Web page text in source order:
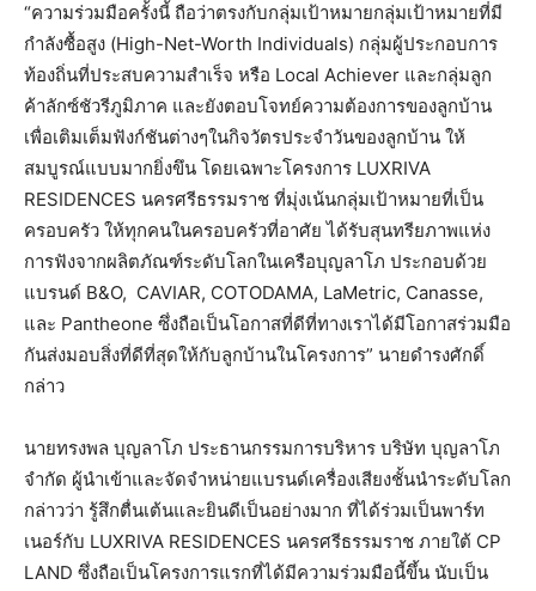
“ความร่วมมือครั้งนี้ ถือว่าตรงกับกลุ่มเป้าหมายกลุ่มเป้าหมายที่มี
กำลังซื้อสูง (High-Net-Worth Individuals) กลุ่มผู้ประกอบการ
ท้องถิ่นที่ประสบความสำเร็จ หรือ Local Achiever และกลุ่มลูก
ค้าลักซ์ชัวรีภูมิภาค และยังตอบโจทย์ความต้องการของลูกบ้าน
เพื่อเติมเต็มฟังก์ชันต่างๆในกิจวัตรประจำวันของลูกบ้าน ให้
สมบูรณ์แบบมากยิ่งขึน โดยเฉพาะโครงการ LUXRIVA
RESIDENCES นครศรีธรรมราช ที่มุ่งเน้นกลุ่มเป้าหมายที่เป็น
ครอบครัว ให้ทุกคนในครอบครัวที่อาศัย ได้รับสุนทรียภาพแห่ง
การฟังจากผลิตภัณฑ์ระดับโลกในเครือบุญลาโภ ประกอบด้วย
แบรนด์ B&O, CAVIAR, COTODAMA, LaMetric, Canasse,
และ Pantheone ซึ่งถือเป็นโอกาสที่ดีที่ทางเราได้มีโอกาสร่วมมือ
กันส่งมอบสิ่งที่ดีที่สุดให้กับลูกบ้านในโครงการ” นายดำรงศักดิ์
กล่าว
นายทรงพล บุญลาโภ ประธานกรรมการบริหาร บริษัท บุญลาโภ
จำกัด ผู้นำเข้าและจัดจำหน่ายแบรนด์เครื่องเสียงชั้นนำระดับโลก
กล่าวว่า รู้สึกตื่นเต้นและยินดีเป็นอย่างมาก ที่ได้ร่วมเป็นพาร์ท
เนอร์กับ LUXRIVA RESIDENCES นครศรีธรรมราช ภายใต้ CP
LAND ซึ่งถือเป็นโครงการแรกที่ได้มีความร่วมมือนี้ขึ้น นับเป็น